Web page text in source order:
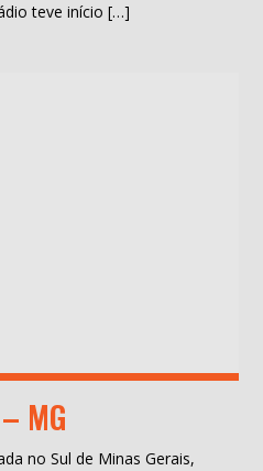
teve início […]
MG
no Sul de Minas Gerais,